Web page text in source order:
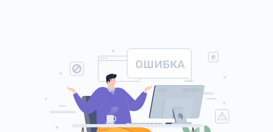
ОШИБКА